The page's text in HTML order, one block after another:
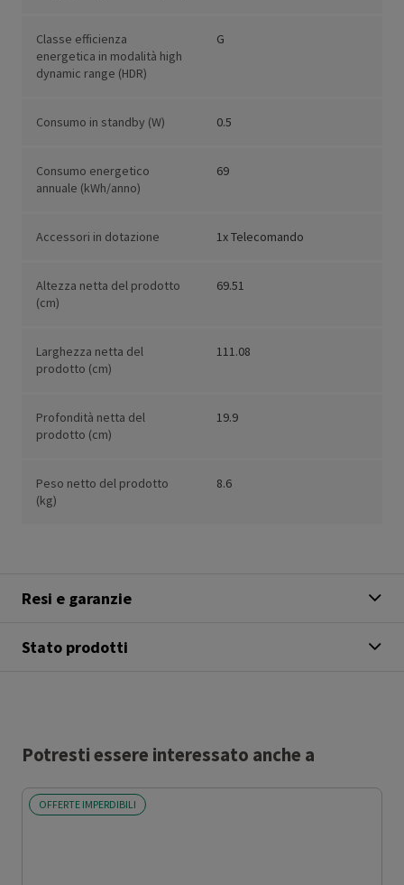
Classe efficienza
energetica in modalità high
dynamic range (HDR)
G
Consumo in standby (W) 0.5
Consumo energetico
annuale (kWh/anno)
69
Accessori in dotazione 1x Telecomando
Altezza netta del prodotto
(cm)
69.51
Larghezza netta del
prodotto (cm)
111.08
Profondità netta del
prodotto (cm)
19.9
Peso netto del prodotto
(kg)
8.6
Resi e garanzie
Stato prodotti
Potresti essere interessato anche a
OFFERTE IMPERDIBILI